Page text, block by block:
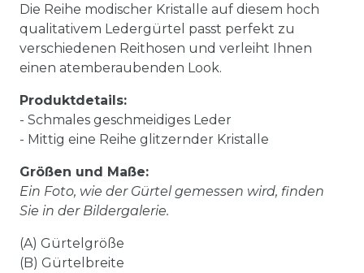
Die Reihe modischer Kristalle auf diesem hoch
qualitativem Ledergürtel passt perfekt zu
verschiedenen Reithosen und verleiht Ihnen
einen atemberaubenden Look.
Produktdetails:
- Schmales geschmeidiges Leder
- Mittig eine Reihe glitzernder Kristalle
Größen und Maße:
Ein Foto, wie der Gürtel gemessen wird, finden
Sie in der Bildergalerie.
(A) Gürtelgröße
(B) Gürtelbreite